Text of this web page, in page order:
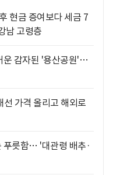
현금 증여보다 세금 7
남 고령층
운 감자된 '용산공원'…
가격 올리고 해외로
푸릇함… '대관령 배추·